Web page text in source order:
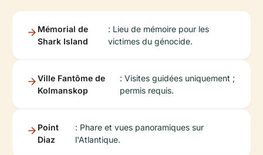
Mémorial de
Shark Island
: Lieu de mémoire pour les
victimes du génocide.
Ville Fantôme de
Kolmanskop
: Visites guidées uniquement ;
permis requis.
Point
Diaz
: Phare et vues panoramiques sur
l'Atlantique.